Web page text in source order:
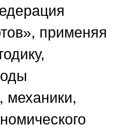
, применяя
механики,